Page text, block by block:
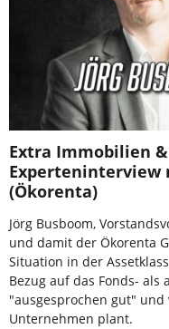
Extra Immobilien
Experteninterview
(Ökorenta)
Jörg Busboom,
und damit der Ökorenta
Situation in der
Bezug auf das Fonds- als
"ausgesprochen gut" und
Unternehmen plant.